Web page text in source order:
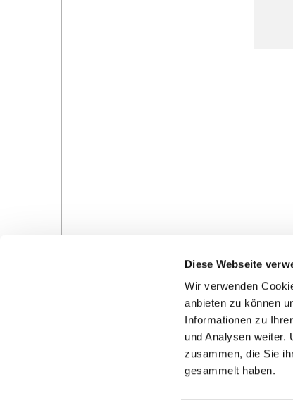
Diese Webseite
Wir verwenden
anbieten zu können
Informationen zu
und Analysen weiter.
zusammen, die Sie
gesammelt haben.
Veranstaltungen
Pfarrei